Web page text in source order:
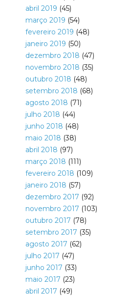
abril 2019 (45)
março 2019 (54)
fevereiro 2019 (48)
janeiro 2019 (50)
dezembro 2018 (47)
novembro 2018 (35)
outubro 2018 (48)
setembro 2018 (68)
agosto 2018 (71)
julho 2018 (44)
junho 2018 (48)
maio 2018 (38)
abril 2018 (97)
março 2018 (111)
fevereiro 2018 (109)
janeiro 2018 (57)
dezembro 2017 (92)
novembro 2017 (103)
outubro 2017 (78)
setembro 2017 (35)
agosto 2017 (62)
julho 2017 (47)
junho 2017 (33)
maio 2017 (23)
abril 2017 (49)